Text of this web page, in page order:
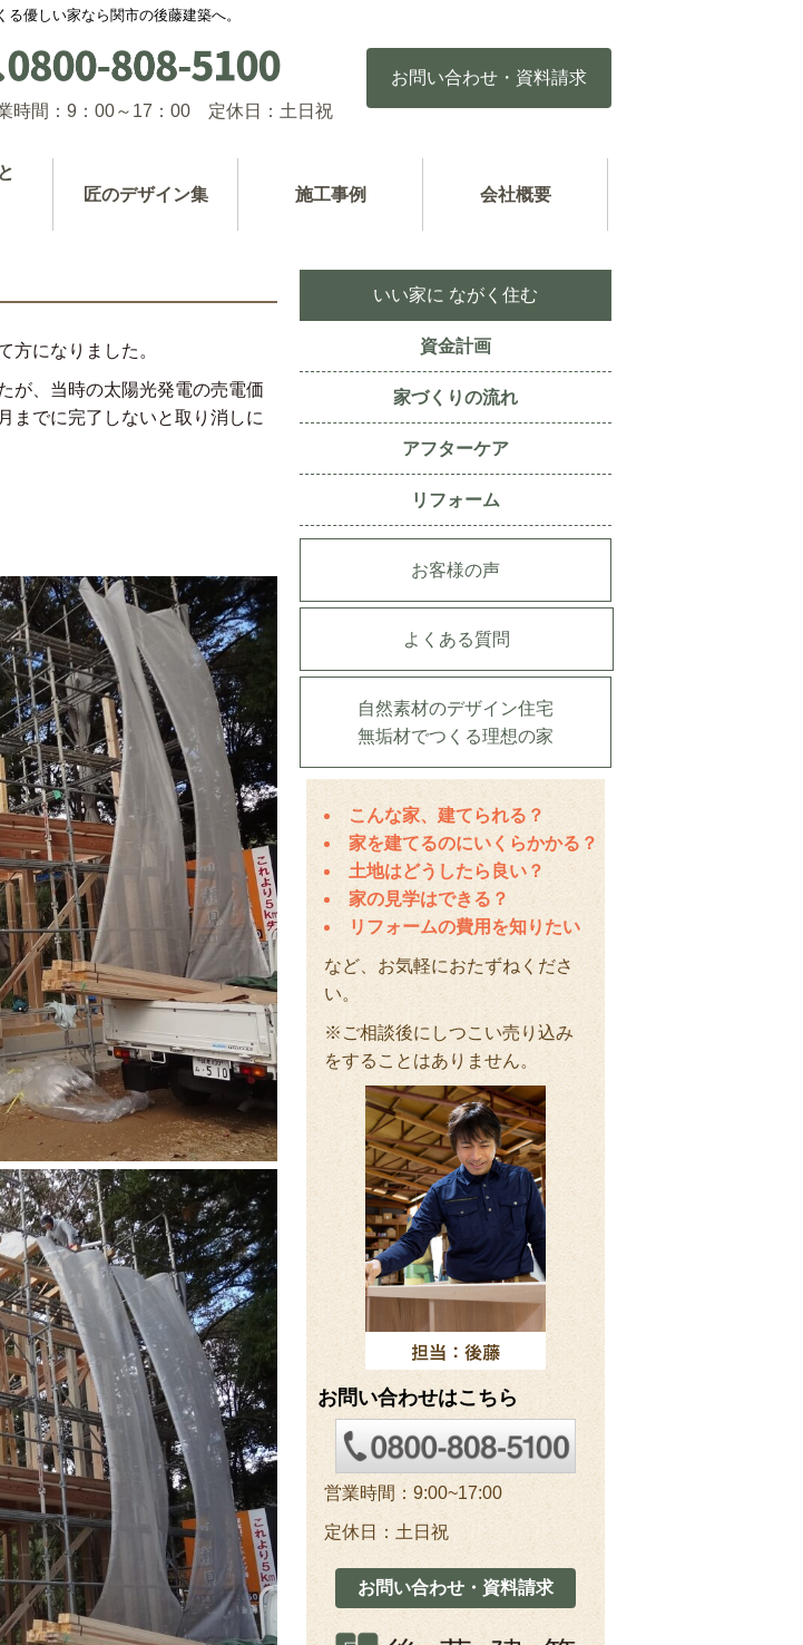
優しい家なら関市の後藤建築へ。
お問い合わせ・資料請求
時間：9：00～17：00 定休日：土日祝
匠のデザイン集 施工事例 会社概要
方になりました。
が、当時の太陽光発電の売電価
までに完了しないと取り消しに
いい家に ながく住む
資金計画
家づくりの流れ
アフターケア
リフォーム
お客様の声
よくある質問
自然素材のデザイン住宅
無垢材でつくる理想の家
こんな家、建てられる？
家を建てるのにいくらかかる？
土地はどうしたら良い？
家の見学はできる？
リフォームの費用を知りたい
など、お気軽におたずねくださ
い。
※ご相談後にしつこい売り込み
をすることはありません。
お問い合わせはこちら
営業時間：9:00~17:00
定休日：土日祝
お問い合わせ・資料請求